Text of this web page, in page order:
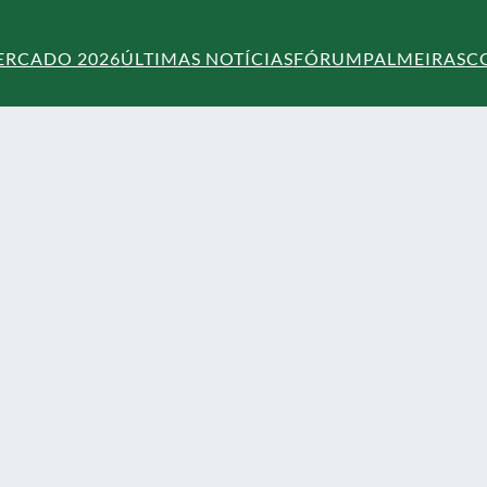
2026ÚLTIMAS NOTÍCIASFÓRUMPALMEIRAS